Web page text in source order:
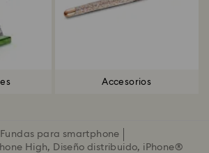
Accesorios
Fundas para smartphone
High, Diseño distribuido, iPhone®